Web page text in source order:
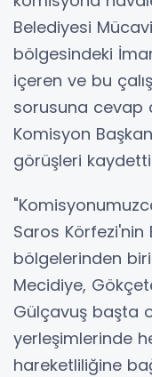
Belediyesi
bölgesindeki
içeren ve bu
sorusuna cevap
Komisyon
görüşleri
Saros
bölgelerinden
Mecidiye,
Gülçavuş başta
yerleşimlerinde
hareketliliğine